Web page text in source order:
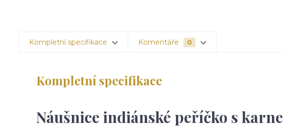
Kompletní specifikace Komentáře 0
Kompletní specifikace
Náušnice indiánské peříčko s